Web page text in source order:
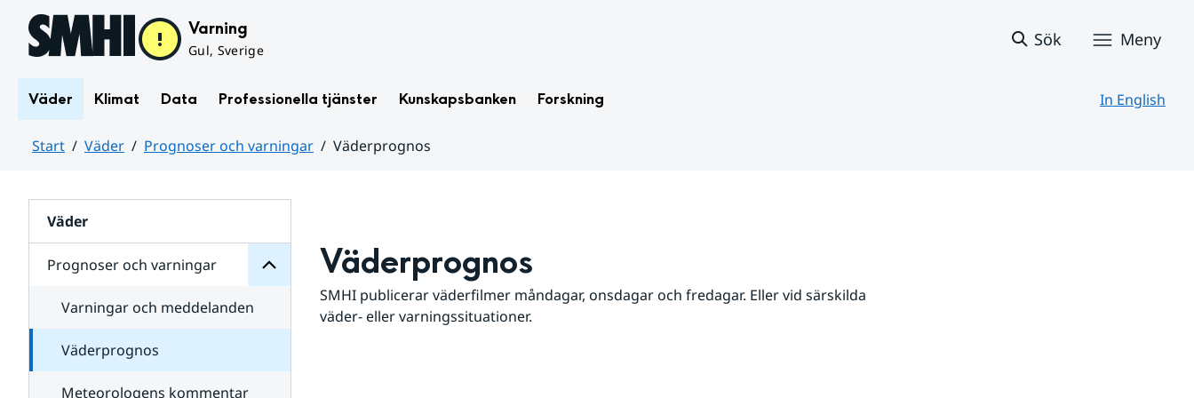
Hoppa till sidans innehåll Varning
Gul, Sverige
Sök Meny
Väder Klimat Data Professionella tjänster Kunskapsbanken Forskning In English
Start Väder Prognoser och varningar
Väderprognos
Väder
Prognoser och varningar
för
varningar
Varningar och meddelanden
Väderprognos
Meteorologens kommentar
Väderprognos
SMHI publicerar väderfilmer måndagar, onsdagar och fredagar. Eller vid särskilda
väder- eller varningssituationer.